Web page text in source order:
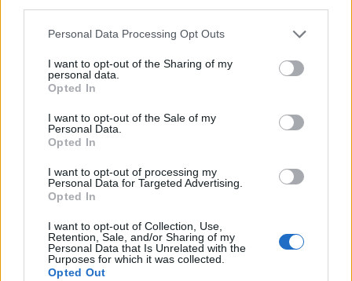
Personal Data Processing Opt Outs
I want to opt-out of the Sharing of my
personal data.
Opted In
I want to opt-out of the Sale of my
Personal Data.
Opted In
I want to opt-out of processing my
Personal Data for Targeted Advertising.
Opted In
I want to opt-out of Collection, Use,
Retention, Sale, and/or Sharing of my
Personal Data that Is Unrelated with the
Purposes for which it was collected.
Opted Out
útdíj szedési rendszer kiépítéséhez szükséges eszközök
beszerzését célzó tendert; mivel a közbeszerzés indítását
csúszás - közölte a Nemzeti Fejlesztési Minisztérium
(NFM) az MTI megkeresésére....
KEDVES OLVASÓNK!
A keresett cikk a portfolio.hu hírarchívumához
tartozik, melynek olvasása előfizetéses
regisztrációhoz kötött.
Az előfizetés a következőket tartalmazza:
Portfolio.hu teljes cikkarchívum
Kötéslisták: BÉT elmúlt 2 év napon belüli